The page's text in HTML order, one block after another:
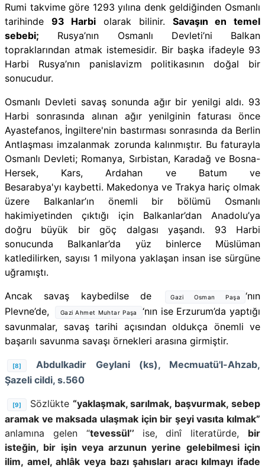
Rumi takvime göre 1293 yılına denk geldiğinden Osmanlı
tarihinde 93 Harbi olarak bilinir. Savaşın en temel
sebebi; Rusya’nın Osmanlı Devleti’ni Balkan
topraklarından atmak istemesidir. Bir başka ifadeyle 93
Harbi Rusya’nın panislavizm politikasının doğal bir
sonucudur.
Osmanlı Devleti savaş sonunda ağır bir yenilgi aldı. 93
Harbi sonrasında alınan ağır yenilginin faturası önce
Ayastefanos, İngiltere'nin bastırması sonrasında da Berlin
Antlaşması imzalanmak zorunda kalınmıştır. Bu faturayla
Osmanlı Devleti; Romanya, Sırbistan, Karadağ ve Bosna-
Hersek, Kars, Ardahan ve Batum ve
Besarabya'yı kaybetti. Makedonya ve Trakya hariç olmak
üzere Balkanlar’ın önemli bir bölümü Osmanlı
hakimiyetinden çıktığı için Balkanlar’dan Anadolu’ya
doğru büyük bir göç dalgası yaşandı. 93 Harbi
sonucunda Balkanlar’da yüz binlerce Müslüman
katledilirken, sayısı 1 milyona yaklaşan insan ise sürgüne
uğramıştı.
Ancak savaş kaybedilse de
Gazi Osman Paşa
‘nın
Plevne’de,
Gazi Ahmet Muhtar Paşa
‘nın ise Erzurum’da yaptığı
savunmalar, savaş tarihi açısından oldukça önemli ve
başarılı savunma savaşı örnekleri arasına girmiştir.
[8]
Abdulkadir Geylani (ks), Mecmuatü'l-Ahzab,
Şazeli cildi, s.560
[9] Sözlükte “yaklaşmak, sarılmak, başvurmak, sebep
aramak ve maksada ulaşmak için bir şeyi vasıta kılmak”
anlamına gelen “tevessül’’ ise, dinî literatürde, bir
isteğin, bir işin veya arzunun yerine gelebilmesi için
ilim, amel, ahlâk veya bazı şahısları aracı kılmayı ifade